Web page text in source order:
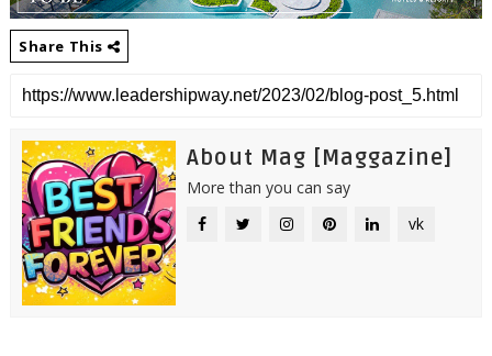
Share This
About Mag [Maggazine]
More than you can say
vk